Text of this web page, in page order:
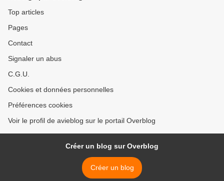
Top articles
Pages
Contact
Signaler un abus
C.G.U.
Cookies et données personnelles
Préférences cookies
Voir le profil de avieblog sur le portail Overblog
Créer un blog sur Overblog
Créer un blog